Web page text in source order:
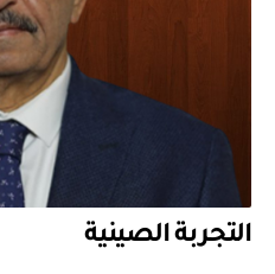
التجربة الصينية